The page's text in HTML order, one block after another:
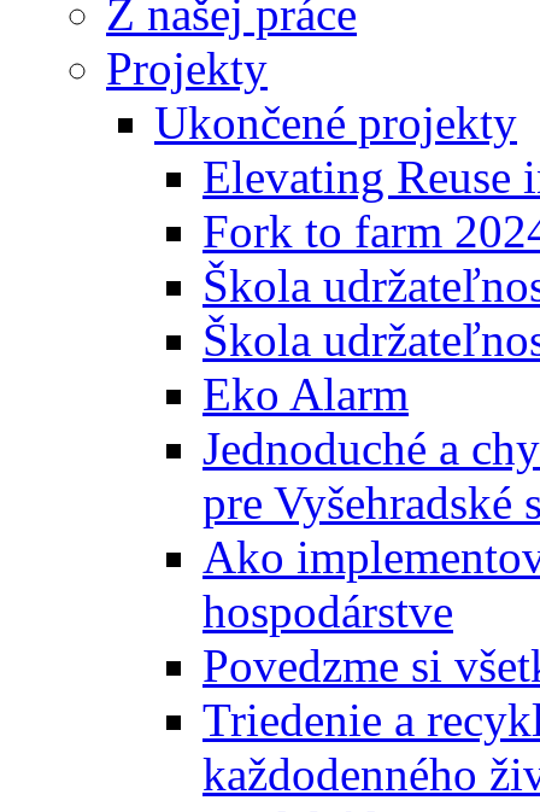
Z našej práce
Projekty
Ukončené projekty
Elevating Reuse
Fork to farm
Škola
Škola
Eko Alarm
Jednoduché a
pre Vyšehradské
Ako
hospodárstve
Povedzme si
Triedenie a
každodenného